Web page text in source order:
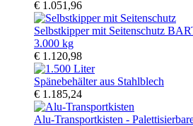
€ 1.051,96
Selbstkipper mit Seitenschutz
3.000 kg
€ 1.120,98
Spänebehälter aus Stahlblech
€ 1.185,24
Alu-Transportkisten -